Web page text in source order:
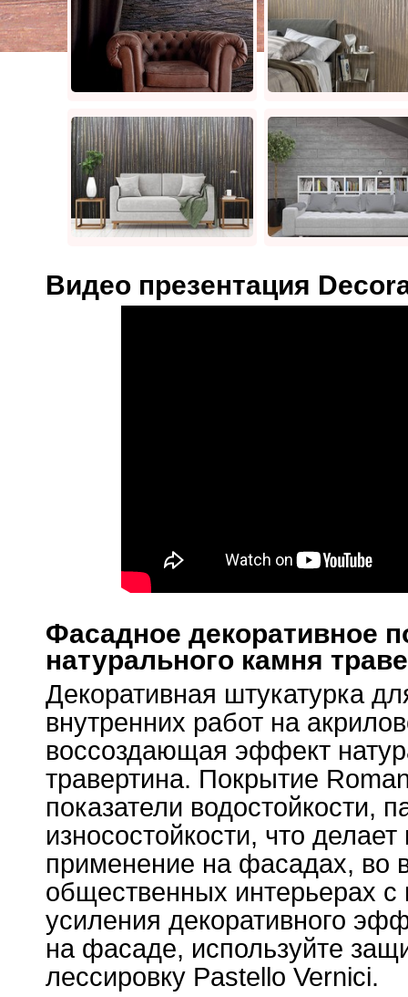
Видео презентация
Фасадное декоративное
натурального камня
Декоративная штукатурка
внутренних работ на
воссоздающая эффект
травертина. Покрытие
показатели водостойкости,
износостойкости, что
применение на фасадах, во
общественных интерьерах с
усиления декоративного
на фасаде, используйте
лессировку Pastello Vernici.